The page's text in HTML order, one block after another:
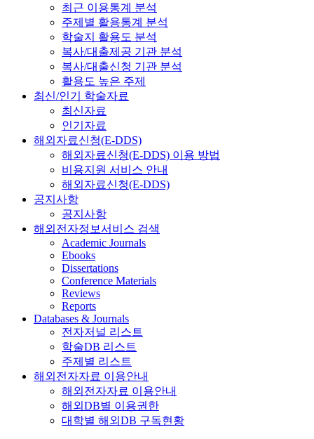
최근 이용통계 분석
주제별 활용통계 분석
학술지 활용도 분석
복사/대출제공 기관 분석
복사/대출신청 기관 분석
활용도 높은 주제
최신/인기 학술자료
최신자료
인기자료
해외자료신청(E-DDS)
해외자료신청(E-DDS) 이용 방법
비용지원 서비스 안내
해외자료신청(E-DDS)
공지사항
공지사항
해외전자정보서비스 검색
Academic Journals
Ebooks
Dissertations
Conference Materials
Reviews
Reports
Databases & Journals
전자저널 리스트
학술DB 리스트
주제별 리스트
해외전자자료 이용안내
해외전자자료 이용안내
해외DB별 이용권한
대학별 해외DB 구독현황